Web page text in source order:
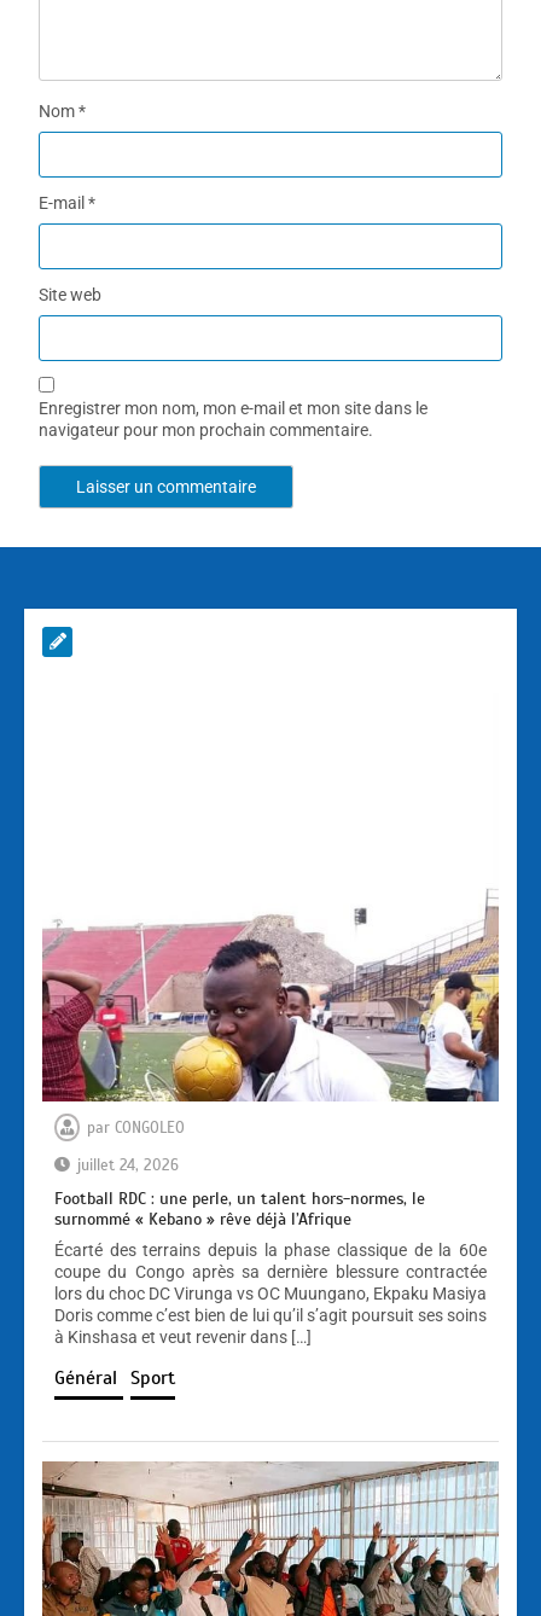
Nom*
E-mail*
Site web
Enregistrer mon nom, mon e-mail et mon site dans le
navigateur pour mon prochain commentaire.
par CONGOLEO
juillet 24, 2026
Football RDC : une perle, un talent hors-normes, le
surnommé « Kebano » rêve déjà l’Afrique
Écarté des terrains depuis la phase classique de la 60e
coupe du Congo après sa dernière blessure contractée
lors du choc DC Virunga vs OC Muungano, Ekpaku Masiya
Doris comme c’est bien de lui qu’il s’agit poursuit ses soins
à Kinshasa et veut revenir dans […]
Général Sport